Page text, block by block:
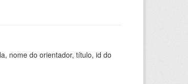
nome do orientador, título, id do